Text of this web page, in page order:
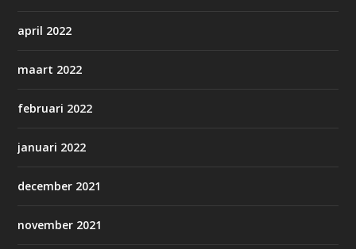
april 2022
maart 2022
februari 2022
januari 2022
december 2021
november 2021